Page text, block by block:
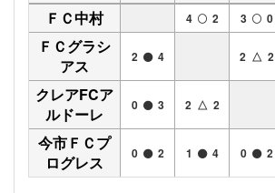
ＦＣ中村 4 2 3 0
ＦＣグラシ
アス
2 4 2 △ 2
クレアFCア
ルドーレ
0 3 2 △ 2
今市ＦＣプ
ログレス
0 2 1 4 0 2